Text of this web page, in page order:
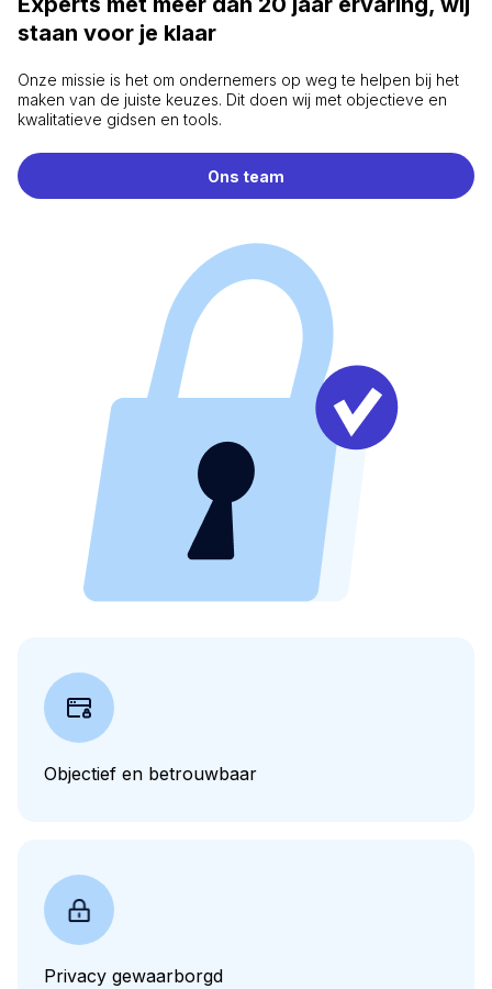
staan voor je klaar
Onze missie is het om ondernemers op weg te helpen bij het
maken van de juiste keuzes. Dit doen wij met objectieve en
kwalitatieve gidsen en tools.
Ons team
Objectief en betrouwbaar
Privacy gewaarborgd